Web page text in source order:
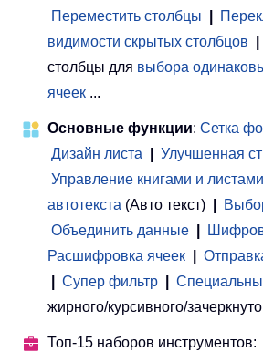
Переместить столбцы
видимости скрытых столбцов
столбцы для выбора
ячеек ...
Основные функции: Сетка
Дизайн листа
Улучшенная
Управление книгами и листами
автотекста (Авто текст)
Объединить данные
Расшифровка ячеек
Супер фильтр
жирного/курсивного/
Топ-15 наборов инструментов: